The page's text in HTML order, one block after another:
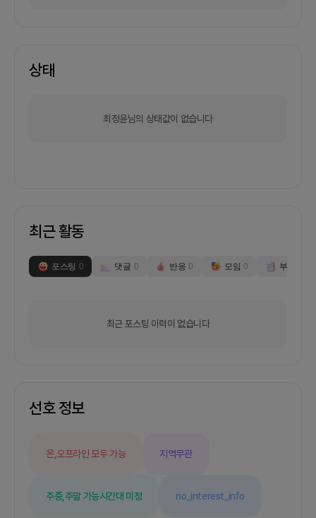
상태
최정윤님의 상태값이 없습니다
최근 활동
포스팅 0 댓글 0 반응 0 모임 0 부스
최근 포스팅 이력이 없습니다
선호 정보
온,오프라인 모두 가능 지역무관
주중,주말 가능시간대 미정 no_interest_info